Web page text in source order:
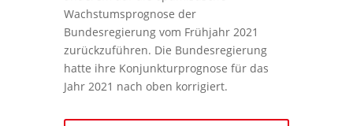
Wachstumsprognose der
Bundesregierung vom Frühjahr 2021
zurückzuführen. Die Bundesregierung
hatte ihre Konjunkturprognose für das
Jahr 2021 nach oben korrigiert.